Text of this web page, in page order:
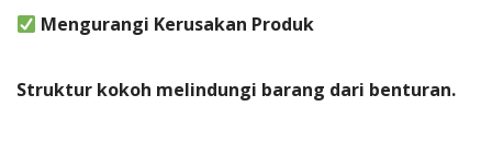
Mengurangi Kerusakan Produk
Struktur kokoh melindungi barang dari benturan.